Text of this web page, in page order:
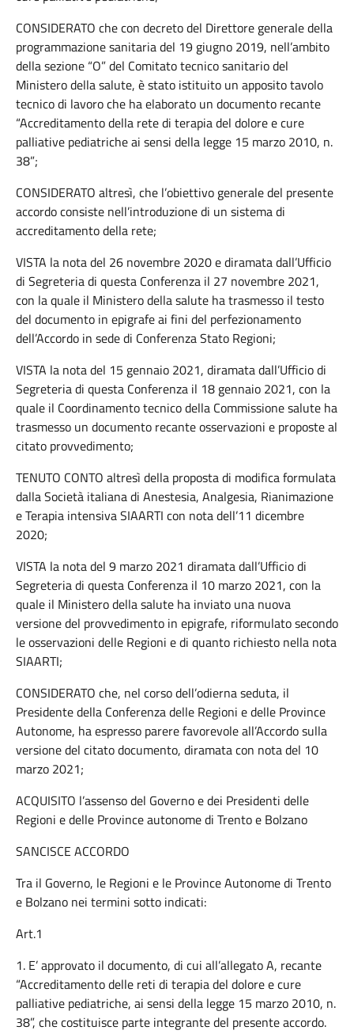
CONSIDERATO che con decreto del Direttore generale della
programmazione sanitaria del 19 giugno 2019, nell’ambito
della sezione “O” del Comitato tecnico sanitario del
Ministero della salute, è stato istituito un apposito tavolo
tecnico di lavoro che ha elaborato un documento recante
“Accreditamento della rete di terapia del dolore e cure
palliative pediatriche ai sensi della legge 15 marzo 2010, n.
38”;
CONSIDERATO altresì, che l’obiettivo generale del presente
accordo consiste nell’introduzione di un sistema di
accreditamento della rete;
VISTA la nota del 26 novembre 2020 e diramata dall’Ufficio
di Segreteria di questa Conferenza il 27 novembre 2021,
con la quale il Ministero della salute ha trasmesso il testo
del documento in epigrafe ai fini del perfezionamento
dell’Accordo in sede di Conferenza Stato Regioni;
VISTA la nota del 15 gennaio 2021, diramata dall’Ufficio di
Segreteria di questa Conferenza il 18 gennaio 2021, con la
quale il Coordinamento tecnico della Commissione salute ha
trasmesso un documento recante osservazioni e proposte al
citato provvedimento;
TENUTO CONTO altresì della proposta di modifica formulata
dalla Società italiana di Anestesia, Analgesia, Rianimazione
e Terapia intensiva SIAARTI con nota dell’11 dicembre
2020;
VISTA la nota del 9 marzo 2021 diramata dall’Ufficio di
Segreteria di questa Conferenza il 10 marzo 2021, con la
quale il Ministero della salute ha inviato una nuova
versione del provvedimento in epigrafe, riformulato secondo
le osservazioni delle Regioni e di quanto richiesto nella nota
SIAARTI;
CONSIDERATO che, nel corso dell’odierna seduta, il
Presidente della Conferenza delle Regioni e delle Province
Autonome, ha espresso parere favorevole all’Accordo sulla
versione del citato documento, diramata con nota del 10
marzo 2021;
ACQUISITO l’assenso del Governo e dei Presidenti delle
Regioni e delle Province autonome di Trento e Bolzano
SANCISCE ACCORDO
Tra il Governo, le Regioni e le Province Autonome di Trento
e Bolzano nei termini sotto indicati:
Art.1
1. E’ approvato il documento, di cui all’allegato A, recante
“Accreditamento delle reti di terapia del dolore e cure
palliative pediatriche, ai sensi della legge 15 marzo 2010, n.
38”, che costituisce parte integrante del presente accordo.